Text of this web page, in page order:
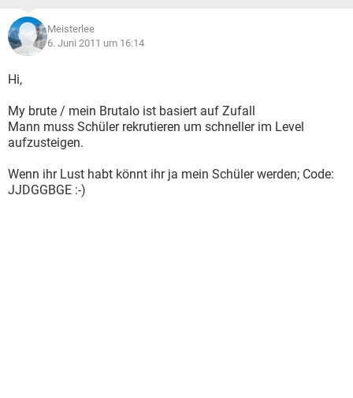
Meisterlee
6. Juni 2011 um 16:14
Hi,
My brute / mein Brutalo ist basiert auf Zufall
Mann muss Schüler rekrutieren um schneller im Level
aufzusteigen.
Wenn ihr Lust habt könnt ihr ja mein Schüler werden; Code:
JJDGGBGE :-)